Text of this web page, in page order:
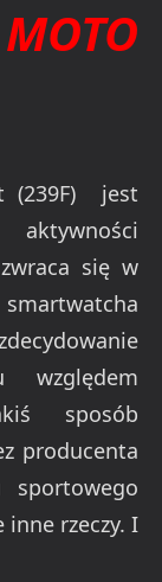
(239F) jest
aktywności
się w
względem
sposób
producenta
inne rzeczy. I